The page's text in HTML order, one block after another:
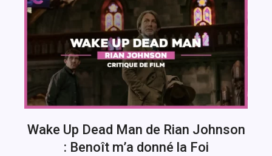
Wake Up Dead Man de Rian Johnson
: Benoît m’a donné la Foi